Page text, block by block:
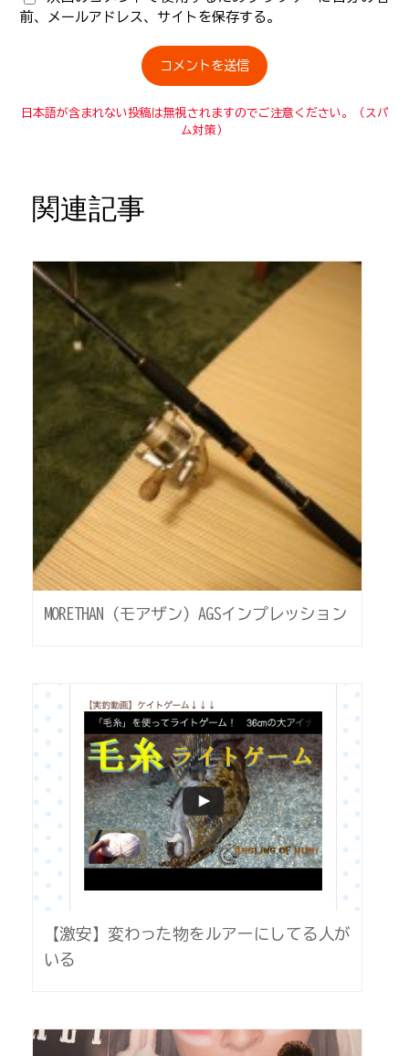
前、メールアドレス、サイトを保存する。
日本語が含まれない投稿は無視されますのでご注意ください。（スパ
ム対策）
関連記事
MORETHAN（モアザン）AGSインプレッション
【激安】変わった物をルアーにしてる人が
いる